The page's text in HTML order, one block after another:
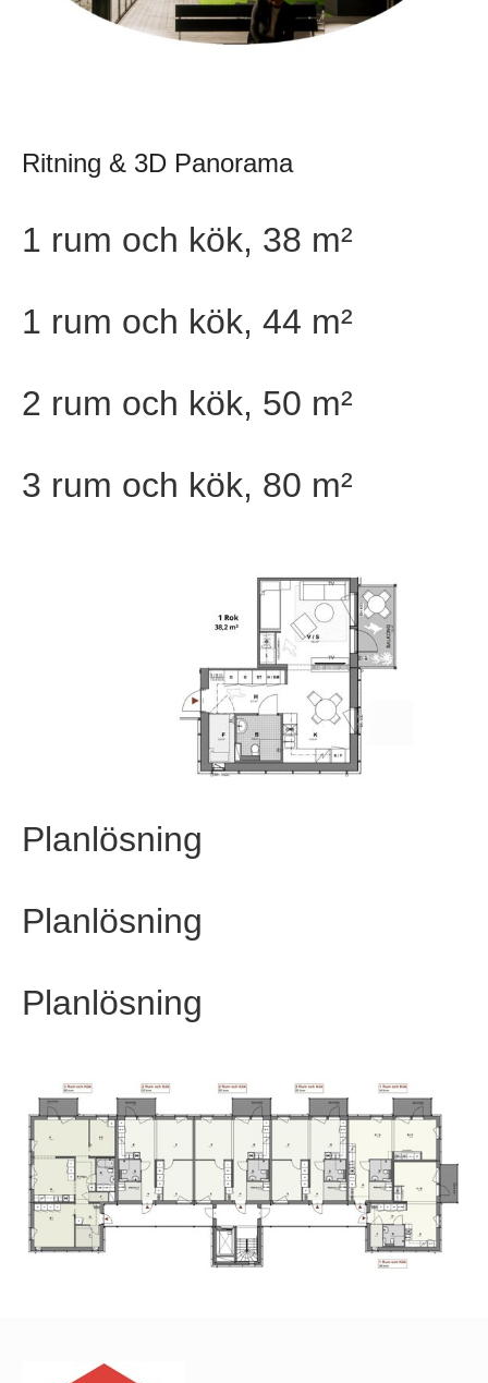
Ritning & 3D Panorama
1 rum och kök, 38 m²
1 rum och kök, 44 m²
2 rum och kök, 50 m²
3 rum och kök, 80 m²
Planlösning
Planlösning
Planlösning